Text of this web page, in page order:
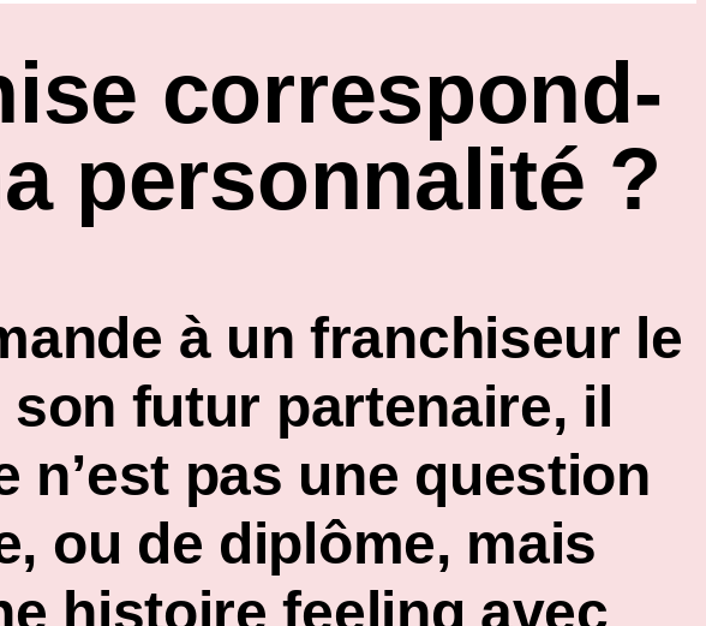
correspond-
personnalité ?
à un franchiseur le
futur partenaire, il
n’est pas une question
ou de diplôme, mais
histoire feeling avec